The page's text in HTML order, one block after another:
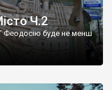
Ч.2
Феодосію буде не менш